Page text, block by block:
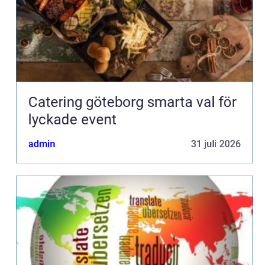
Catering göteborg smarta val för
lyckade event
admin 31 juli 2026